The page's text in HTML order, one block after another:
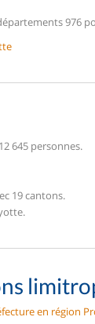
976
645 personnes.
19 cantons.
en région